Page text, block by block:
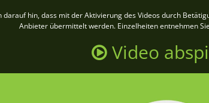
darauf hin, dass mit der Aktivierung des Videos durch
Anbieter übermittelt werden. Einzelheiten entnehmen
Video